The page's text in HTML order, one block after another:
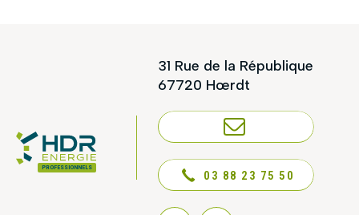
PROFESSIONNELS
31 Rue de la République
67720 Hœrdt
NOUS CONTACTER
03 88 23 75 50